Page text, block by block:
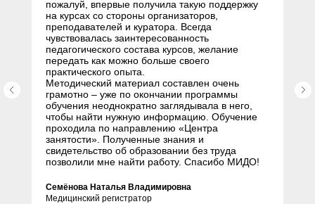
пожалуй, впервые получила такую поддержку
на курсах со стороны организаторов,
преподавателей и куратора. Всегда
чувствовалась заинтересованность
педагогического состава курсов, желание
передать как можно больше своего
практического опыта.
Методический материал составлен очень
грамотно – уже по окончании программы
обучения неоднократно заглядывала в него,
чтобы найти нужную информацию. Обучение
проходила по направлению «Центра
занятости». Полученные знания и
свидетельство об образовании без труда
позволили мне найти работу. Спасибо МИДО!
Семёнова Наталья Владимировна
Медицинский регистратор